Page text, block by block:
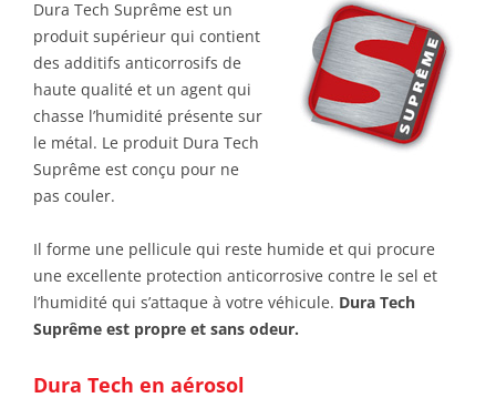
Dura Tech Suprême est un
produit supérieur qui contient
des additifs anticorrosifs de
haute qualité et un agent qui
chasse l’humidité présente sur
le métal. Le produit Dura Tech
Suprême est conçu pour ne
pas couler.
Il forme une pellicule qui reste humide et qui procure
une excellente protection anticorrosive contre le sel et
l’humidité qui s’attaque à votre véhicule. Dura Tech
Suprême est propre et sans odeur.
Dura Tech en aérosol